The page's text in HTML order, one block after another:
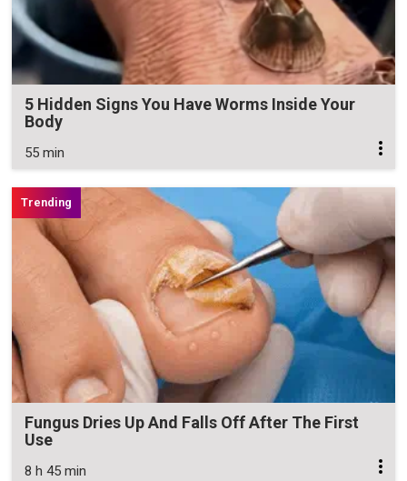
5 Hidden Signs You Have Worms Inside Your
Body
55 min
Fungus Dries Up And Falls Off After The First
Use
8 h 45 min